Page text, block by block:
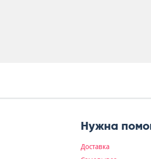
Нужна
Доставка